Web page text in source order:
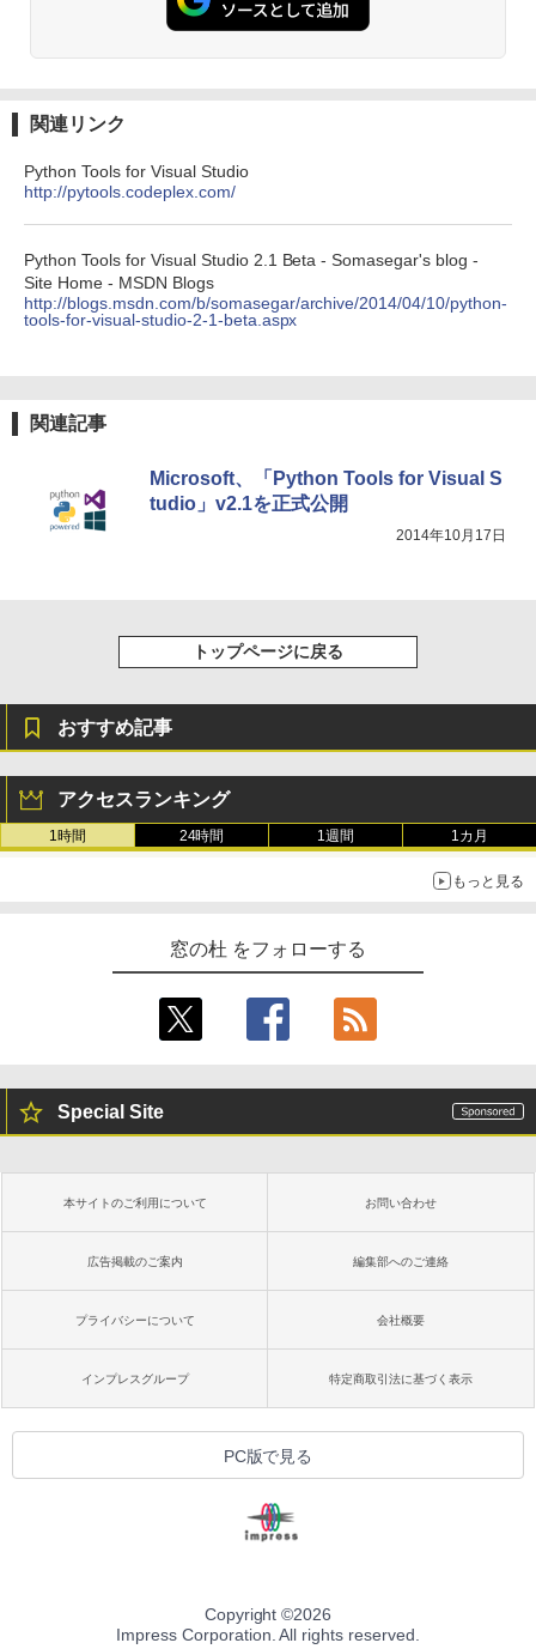
ードウェア・市販ソフトウェアのパーフ
ェクトリストと最新エミュレータ紹介
￥1,600
持続バッテリー、広告なし、メタリック
ージ、防水、7インチカラーディスプレ
イ、色調調節ライト、最大8週間持続バッ
￥31,980
￥115,980
関連リンク
Python Tools for Visual Studio
http://pytools.codeplex.com/
Python Tools for Visual Studio 2.1 Beta - Somasegar's blog -
Site Home - MSDN Blogs
http://blogs.msdn.com/b/somasegar/archive/2014/04/10/python-
tools-for-visual-studio-2-1-beta.aspx
関連記事
Microsoft、「Python Tools for Visual S
tudio」v2.1を正式公開
2014年10月17日
トップページに戻る
おすすめ記事
アクセスランキング
1時間 24時間 1週間 1カ月
もっと見る
窓の杜 をフォローする
Special Site
本サイトのご利用について お問い合わせ
広告掲載のご案内 編集部へのご連絡
プライバシーについて 会社概要
インプレスグループ 特定商取引法に基づく表示
PC版で見る
Copyright ©2026
Impress Corporation. All rights reserved.